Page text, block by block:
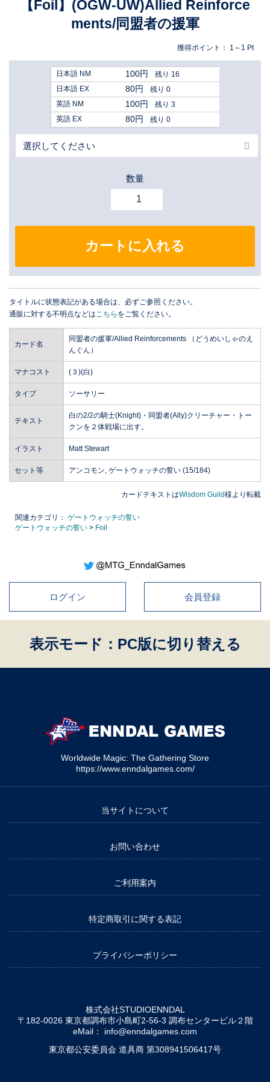
【Foil】(OGW-UW)Allied Reinforce
ments/同盟者の援軍
獲得ポイント： 1～1 Pt
日本語 NM 100円
残り 16
日本語 EX
80円
残り 0
英語 NM
100円
残り 3
英語 EX
80円 残り 0
数量
カートに入れる
タイトルに状態表記がある場合は、必ずご参照ください。
通販に対する不明点などは こちら をご覧ください。
カード名
同盟者の援軍/Allied Reinforcements （どうめいしゃのえ
んぐん）
マナコスト (３)(白)
タイプ ソーサリー
テキスト
白の2/2の騎士(Knight)・同盟者(Ally)クリーチャー・トー
クンを２体戦場に出す。
イラスト Matt Stewart
セット等 アンコモン, ゲートウォッチの誓い (15/184)
カードテキストはWisdom Guild様より転載
関連カテゴリ： ゲートウォッチの誓い
ゲートウォッチの誓い > Foil
ログイン 会員登録
表示モード：PC版に切り替える
Worldwide Magic: The Gathering Store
https://www.enndalgames.com/
当サイトについて
お問い合わせ
ご利用案内
特定商取引に関する表記
プライバシーポリシー
株式会社STUDIOENNDAL
〒182-0026 東京都調布市小島町2-56-3 調布センタービル２階
eMail： info@enndalgames.com
東京都公安委員会 道具商 第308941506417号